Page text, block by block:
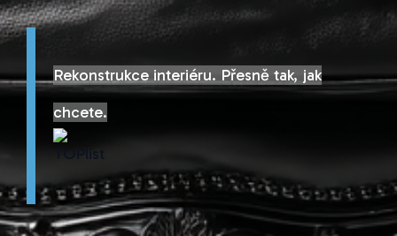
Rekonstrukce interiéru. Přesně tak, jak
chcete.